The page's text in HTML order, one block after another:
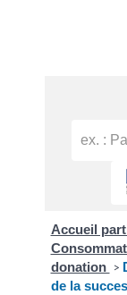
Accueil
donation >
de la